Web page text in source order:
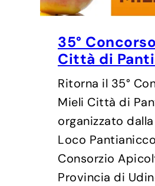
35°
Città di
Ritorna il 35°
Mieli Città di
organizzato
Loco
Consorzio
Provincia di